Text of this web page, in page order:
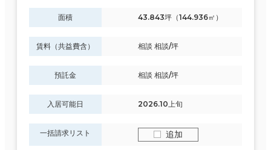
面積 43.843坪（144.936㎡）
賃料（共益費含） 相談 相談/坪
預託金 相談 相談/坪
入居可能日 2026.10上旬
一括請求リスト 追加